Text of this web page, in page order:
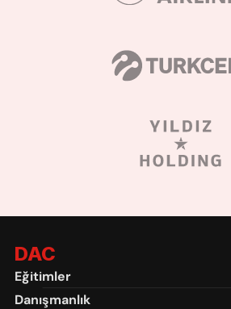
DAC
Eğitimler
Danışmanlık